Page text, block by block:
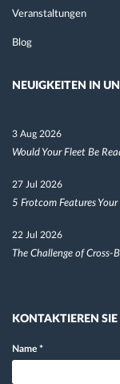
Veranstaltungen
Blog
NEUIGKEITEN IN
3 Aug 2026
Would Your Fleet Be
27 Jul 2026
5 Frotcom Features
22 Jul 2026
The Challenge of Cross-
KONTAKTIEREN SIE
Name *